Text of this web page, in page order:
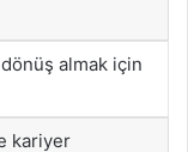
almak için
kariyer